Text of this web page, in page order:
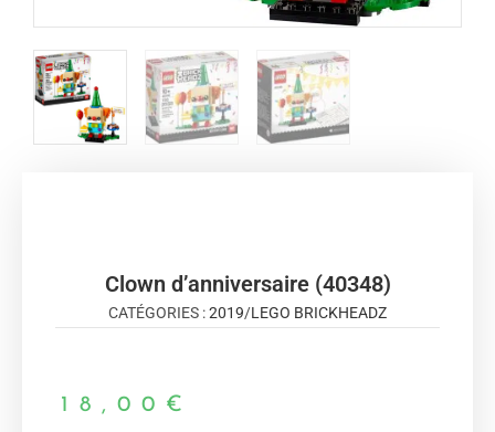
Clown d’anniversaire (40348)
CATÉGORIES :2019/LEGO BRICKHEADZ
18,00 €